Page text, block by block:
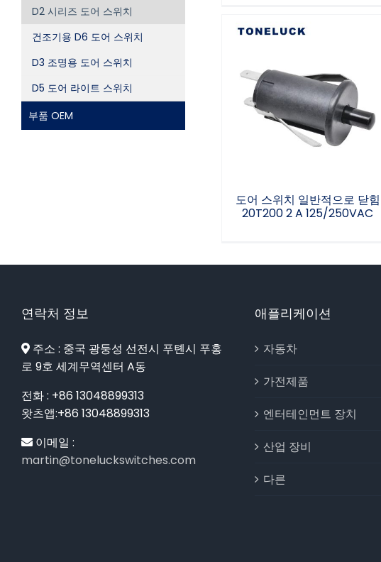
도어 스위치 일반적으로 닫
힘 20T200 2 A
125/250VAC
도어 스위치 일반적으로 닫힘
20T200 2 A 125/250VAC
D2 시리즈 도어 스위치
건조기용 D6 도어 스위치
D3 조명용 도어 스위치
D5 도어 라이트 스위치
부품 OEM
연락처 정보
주소 : 중국 광둥성 선전시 푸톈시 푸홍
로 9호 세계무역센터 A동
전화 : +86 13048899313
왓츠앱:+86 13048899313
이메일 :
martin@toneluckswitches.com
애플리케이션
자동차
가전제품
엔터테인먼트 장치
산업 장비
다른